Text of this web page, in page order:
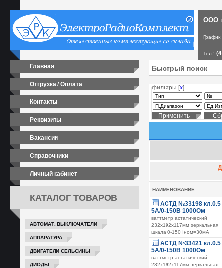
ООО
Тел.:
Главная
Отгрузка / Оплата
Контакты
Реквизиты
Вакансии
Справочники
Личный кабинет
КАТАЛОГ ТОВАРОВ
АВТОМАТ. ВЫКЛЮЧАТЕЛИ
АППАРАТУРА
ДВИГАТЕЛИ СЕЛЬСИНЫ
ДИОДЫ
фильтры [х]
НАИМЕНОВАНИЕ
АСТД №33198 кл.0.5
5А/0-150В 1000Ом
ваттметр астатический
232х192х117мм зеркальная
шкала 0-150 Iном=30мА
АСТД №33421 кл.0.5
5А/0-150В 1000Ом
ваттметр астатический
232х192х117мм зеркальная